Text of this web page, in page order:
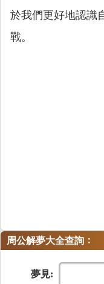
於我們更好地認識
戰。
周公解夢大全查詢 ：
夢見: